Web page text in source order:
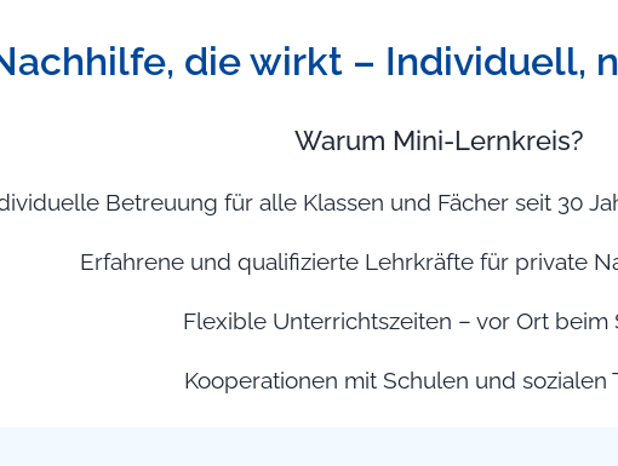
die wirkt – Individuell,
Warum Mini-Lernkreis?
Betreuung für alle Klassen und Fächer seit 30
Erfahrene und qualifizierte Lehrkräfte für private
Flexible Unterrichtszeiten – vor Ort beim
Kooperationen mit Schulen und sozialen